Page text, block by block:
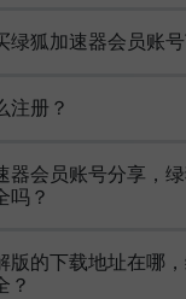
绿狐加速器会员账
注册？
器会员账号分享，
吗？
版的下载地址在哪
？